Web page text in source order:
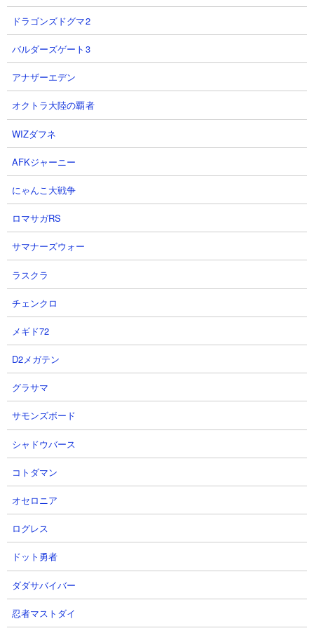
注意すべき敵
パラサイトブンブン
体力： 2,250,000
攻撃力： 26,664
射程： 200（範囲）
KB： 5回
特殊能力： 5％の確率で波動レベル1を放つ
属性： エイリアン
キャプテン・モグー
体力： 192,000
攻撃力： 2,664（範囲）
KB： 2回
特殊能力： バリア（2,500以下ダメージ無効化）、30％の確率で
攻撃した相手を後方にワープさせる
属性： スターエイリアン
ドラゴンズドグマ2
バルダーズゲート3
アナザーエデン
オクトラ大陸の覇者
WIZダフネ
AFKジャーニー
にゃんこ大戦争
ロマサガRS
サマナーズウォー
ラスクラ
チェンクロ
メギド72
D2メガテン
グラサマ
サモンズボード
シャドウバース
コトダマン
オセロニア
ログレス
ドット勇者
ダダサバイバー
忍者マストダイ